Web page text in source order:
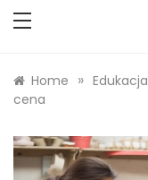
Home » Edukacja
cena